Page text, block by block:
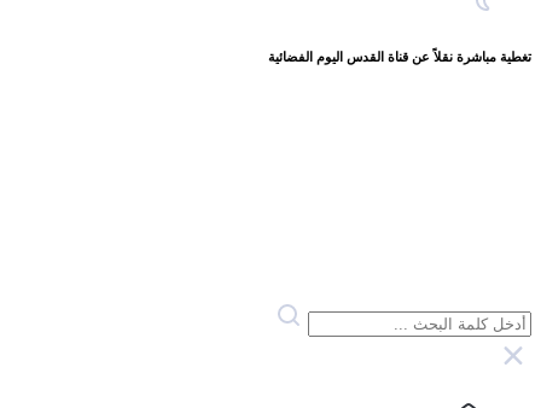
تغطية مباشرة نقلاً عن قناة القدس اليوم الفضائية